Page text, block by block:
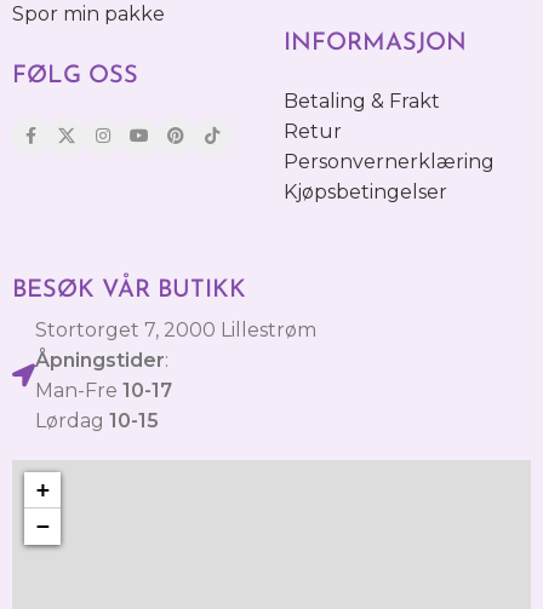
Spor min pakke
FØLG OSS
INFORMASJON
Betaling & Frakt
Retur
Personvernerklæring
Kjøpsbetingelser
BESØK VÅR BUTIKK
Stortorget 7, 2000 Lillestrøm
Åpningstider:
Man-Fre 10-17
Lørdag 10-15
+
−